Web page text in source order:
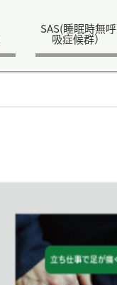
SAS(睡眠時無呼
吸症候群）